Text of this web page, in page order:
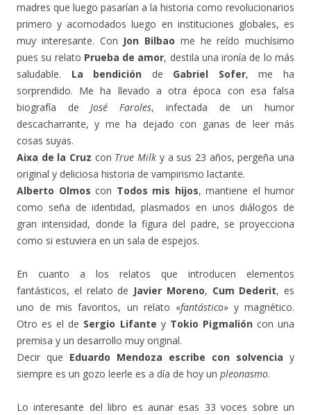
madres que luego pasarían a la historia como revolucionarios
primero y acomodados luego en instituciones globales, es
muy interesante. Con Jon Bilbao me he reído muchísimo
pues su relato Prueba de amor, destila una ironía de lo más
saludable. La bendición de Gabriel Sofer, me ha
sorprendido. Me ha llevado a otra época con esa falsa
biografía deJosé Faroles, infectada de un humor
descacharrante, y me ha dejado con ganas de leer más
cosas suyas.
Aixa de la Cruz con True Milk y a sus 23 años, pergeña una
original y deliciosa historia de vampirismo lactante.
Alberto Olmos con Todos mis hijos, mantiene el humor
como seña de identidad, plasmados en unos diálogos de
gran intensidad, donde la figura del padre, se proyecciona
como si estuviera en un sala de espejos.
En cuanto a los relatos que introducen elementos
fantásticos, el relato de Javier Moreno, Cum Dederit, es
uno de mis favoritos, un relato «fantástico» y magnético.
Otro es el de Sergio Lifante y Tokio Pigmalióncon una
premisa y un desarrollo muy original.
Decir que Eduardo Mendoza escribe con solvencia y
siempre es un gozo leerle es a día de hoy un pleonasmo.
Lo interesante del libro es aunar esas 33 voces sobre un